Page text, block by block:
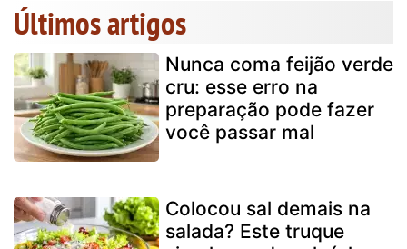
Últimos artigos
Nunca coma feijão verde
cru: esse erro na
preparação pode fazer
você passar mal
Colocou sal demais na
salada? Este truque